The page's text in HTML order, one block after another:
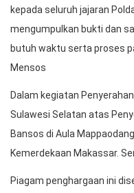
kepada seluruh jajaran
mengumpulkan bukti dan
butuh waktu serta proses
Mensos
Dalam kegiatan
Sulawesi Selatan atas
Bansos di Aula
Kemerdekaan Makassar.
Piagam penghargaan ini